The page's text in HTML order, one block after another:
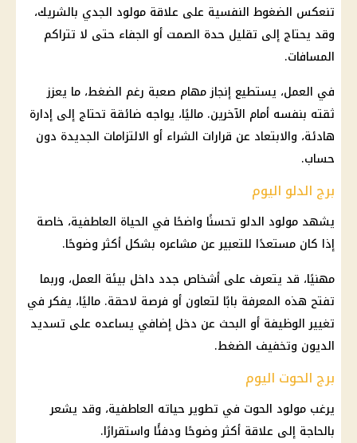
تنعكس الضغوط النفسية على علاقة مولود الجدي بالشريك،
وقد يحتاج إلى تقليل حدة الصمت أو الجفاء حتى لا تتراكم
المسافات.
في العمل، يستطيع إنجاز مهام صعبة رغم الضغط، ما يعزز
ثقته بنفسه أمام الآخرين. ماليًا، يواجه ضائقة تحتاج إلى إدارة
هادئة، والابتعاد عن قرارات الشراء أو الالتزامات الجديدة دون
حساب.
برج الدلو اليوم
يشهد مولود الدلو تحسنًا واضحًا في الحياة العاطفية، خاصة
إذا كان مستعدًا للتعبير عن مشاعره بشكل أكثر وضوحًا.
مهنيًا، قد يتعرف على أشخاص جدد داخل بيئة العمل، وربما
تفتح هذه المعرفة بابًا لتعاون أو فرصة لاحقة. ماليًا، يفكر في
تغيير الوظيفة أو البحث عن دخل إضافي يساعده على تسديد
الديون وتخفيف الضغط.
برج الحوت اليوم
يرغب مولود الحوت في تطوير حياته العاطفية، وقد يشعر
بالحاجة إلى علاقة أكثر وضوحًا ودفئًا واستقرارًا.